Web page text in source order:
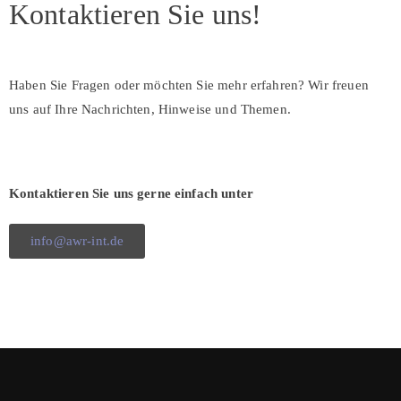
Kontaktieren Sie uns!
Haben Sie Fragen oder möchten Sie mehr erfahren? Wir freuen
uns auf Ihre Nachrichten, Hinweise und Themen.
Kontaktieren Sie uns gerne einfach unter
info@awr-int.de